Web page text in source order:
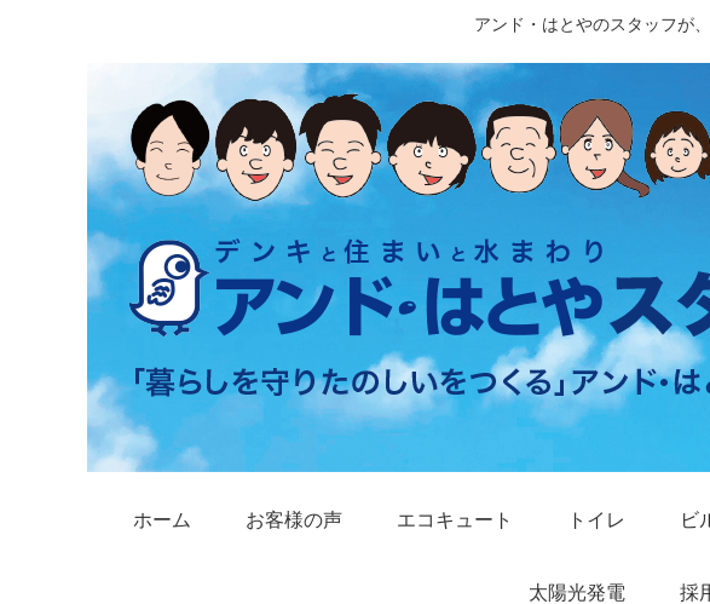
アンド・はとやのスタッフが
ホーム お客様の声 エコキュート トイレ ビ
太陽光発電 採